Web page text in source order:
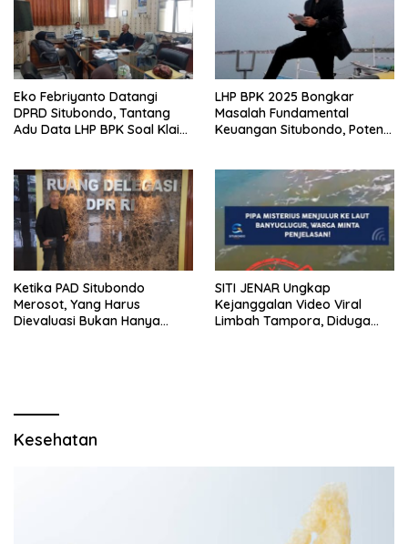
Eko Febriyanto Datangi
DPRD Situbondo, Tantang
Adu Data LHP BPK Soal Klaim
LHP BPK 2025 Bongkar
Masalah Fundamental
Keuangan Situbondo, Potensi
dipertanyakan
Ketika PAD Situbondo
Merosot, Yang Harus
Dievaluasi Bukan Hanya
SITI JENAR Ungkap
Kejanggalan Video Viral
Limbah Tampora, Diduga
Kesehatan